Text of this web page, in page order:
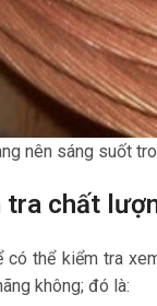
nên sáng suốt
chất
có thể kiểm tra
không; đó là: